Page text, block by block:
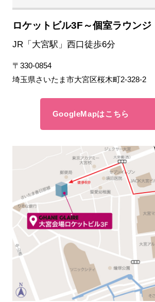
ロケットビル3F～個室ラウンジ
JR「大宮駅」西口徒歩6分
〒330-0854
埼玉県さいたま市大宮区桜木町2-328-2
GoogleMapはこちら